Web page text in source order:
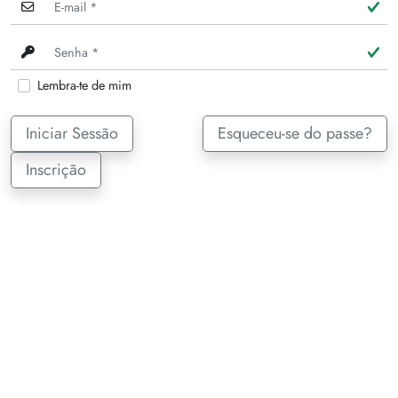
Lembra-te de mim
Iniciar Sessão
Esqueceu-se do passe?
Inscrição